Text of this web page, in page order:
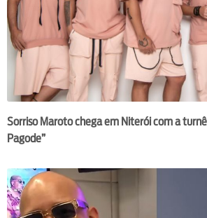
Sorriso Maroto chega em Niterói com a turnê
Pagode”